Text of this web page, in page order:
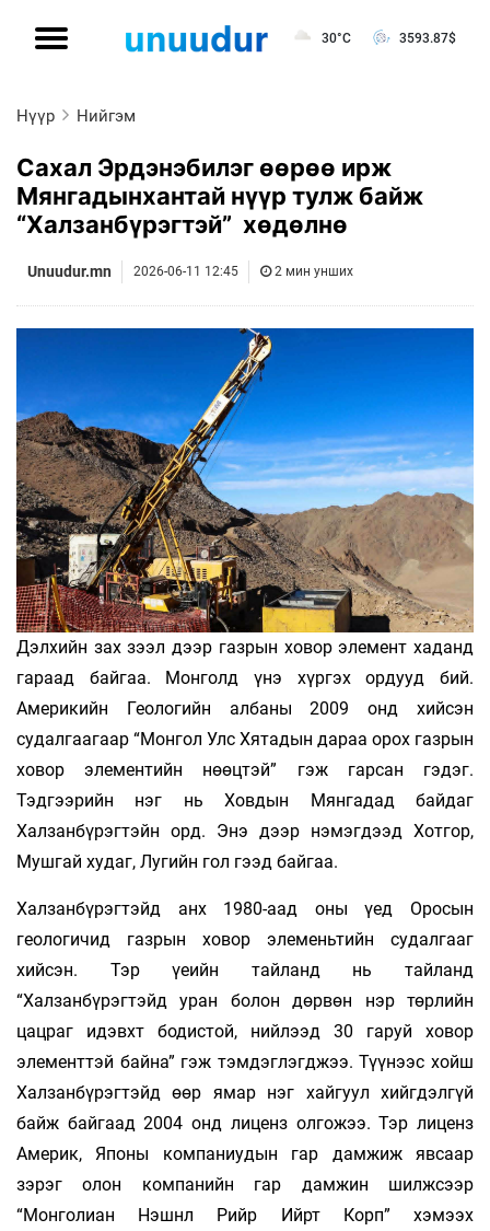
30°C 3593.87$
Нүүр Нийгэм
Сахал Эрдэнэбилэг өөрөө ирж
Мянгадынхантай нүүр тулж байж
“Халзанбүрэгтэй” хөдөлнө
Unuudur.mn 2026-06-11 12:45 2 мин унших
Дэлхийн зах зээл дээр газрын ховор элемент хаданд
гараад байгаа. Монголд үнэ хүргэх ордууд бий.
Америкийн Геологийн албаны 2009 онд хийсэн
судалгаагаар “Монгол Улс Хятадын дараа орох газрын
ховор элементийн нөөцтэй” гэж гарсан гэдэг.
Тэдгээрийн нэг нь Ховдын Мянгадад байдаг
Халзанбүрэгтэйн орд. Энэ дээр нэмэгдээд Хотгор,
Мушгай худаг, Лугийн гол гээд байгаа.
Халзанбүрэгтэйд анх 1980-аад оны үед Оросын
геологичид газрын ховор элеменьтийн судалгааг
хийсэн. Тэр үеийн тайланд нь тайланд
“Халзанбүрэгтэйд уран болон дөрвөн нэр төрлийн
цацраг идэвхт бодистой, нийлээд 30 гаруй ховор
элементтэй байна” гэж тэмдэглэгджээ. Түүнээс хойш
Халзанбүрэгтэйд өөр ямар нэг хайгуул хийгдэлгүй
байж байгаад 2004 онд лиценз олгожээ. Тэр лиценз
Америк, Японы компаниудын гар дамжиж явсаар
зэрэг олон компанийн гар дамжин шилжсээр
“Монголиан Нэшнл Рийр Ийрт Корп” хэмээх